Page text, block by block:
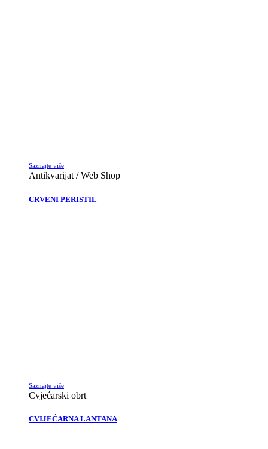
Saznajte više
Antikvarijat / Web Shop
CRVENI PERISTIL
Saznajte više
Cvjećarski obrt
CVIJEĆARNA LANTANA